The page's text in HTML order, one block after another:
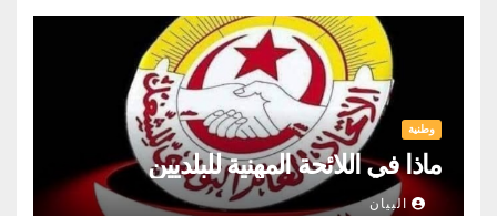
وطنية
ماذا في اللائحة المهنية للبلديين
البيان